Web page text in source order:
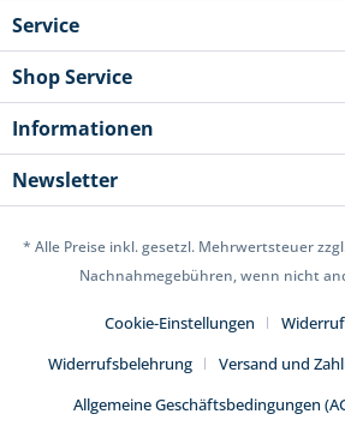
Service
Shop Service
Informationen
Newsletter
* Alle Preise inkl. gesetzl. Mehrwertsteuer
Nachnahmegebühren, wenn nicht
Cookie-Einstellungen
Widerrufsbelehrung
Versand und
Allgemeine Geschäftsbedingungen